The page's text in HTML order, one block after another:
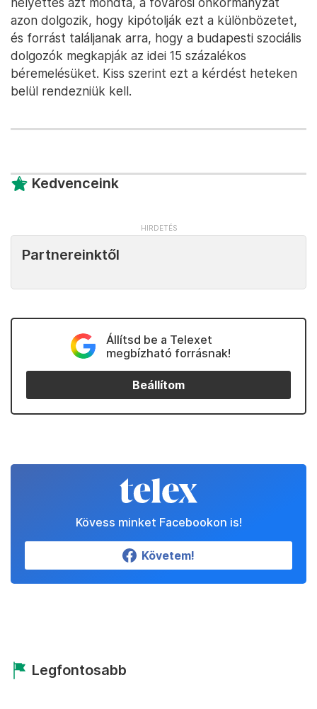
azon dolgozik, hogy kipótolják ezt a különbözetet,
és forrást találjanak arra, hogy a budapesti szociális
dolgozók megkapják az idei 15 százalékos
béremelésüket. Kiss szerint ezt a kérdést heteken
belül rendezniük kell.
Kedvenceink
Partnereinktől
Állítsd be a Telexet
megbízható forrásnak!
Beállítom
Kövess minket Facebookon is!
Követem!
Legfontosabb